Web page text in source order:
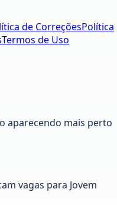
de CorreçõesPolítica
Termos de Uso
aparecendo mais perto
vagas para Jovem